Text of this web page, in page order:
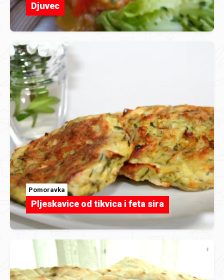
Djuvec
Pomoravka
Pljeskavice od tikvica i feta sira